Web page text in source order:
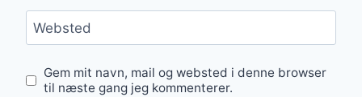
Websted
Gem mit navn, mail og websted i denne browser
til næste gang jeg kommenterer.